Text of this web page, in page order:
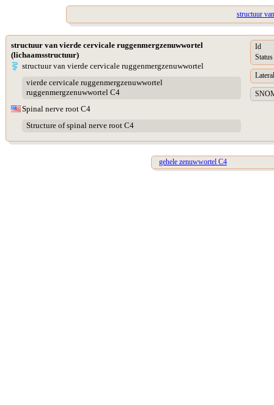
structuur
structuur van vierde cervicale ruggenmergzenuwwortel
(lichaamsstructuur)
structuur van vierde cervicale ruggenmergzenuwwortel
vierde cervicale ruggenmergzenuwwortel
ruggenmergzenuwwortel C4
Spinal nerve root C4
Structure of spinal nerve root C4
Id
Status
gehele zenuwwortel C4